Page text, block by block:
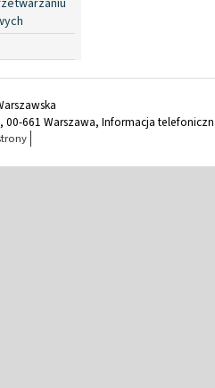
00-661 Warszawa, Informacja